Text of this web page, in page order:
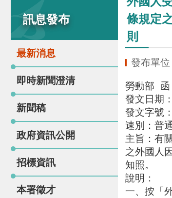
訊息發布
最新消息
即時新聞澄清
新聞稿
政府資訊公開
招標資訊
本署徵才
條規定
則
發布單
勞動部 函
發文日期
發文字號
速別：普
主旨：有
之外國人
知照。
說明：
一、按「